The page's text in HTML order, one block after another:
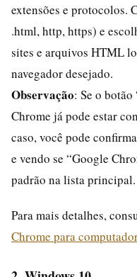
extensões e protocolos.
.html, http, https) e
sites e arquivos HTML
navegador desejado.
Observação: Se o
Chrome já pode estar
caso, você pode
e vendo se “Google
padrão na lista principal.
Para mais detalhes,
Chrome para computador